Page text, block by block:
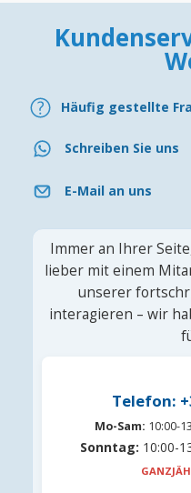
Häufig gestellte
Schreiben Sie uns
E-Mail an uns
Immer an Ihrer
lieber mit einem
unserer
interagieren – wir
Telefon:
Mo-Sam: 10:00-
Sonntag: 10:00-